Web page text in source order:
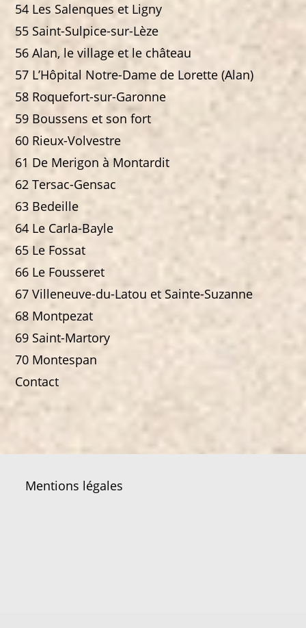
54 Les Salenques et Ligny
55 Saint-Sulpice-sur-Lèze
56 Alan, le village et le château
57 L’Hôpital Notre-Dame de Lorette (Alan)
58 Roquefort-sur-Garonne
59 Boussens et son fort
60 Rieux-Volvestre
61 De Merigon à Montardit
62 Tersac-Gensac
63 Bedeille
64 Le Carla-Bayle
65 Le Fossat
66 Le Fousseret
67 Villeneuve-du-Latou et Sainte-Suzanne
68 Montpezat
69 Saint-Martory
70 Montespan
Contact
Mentions légales